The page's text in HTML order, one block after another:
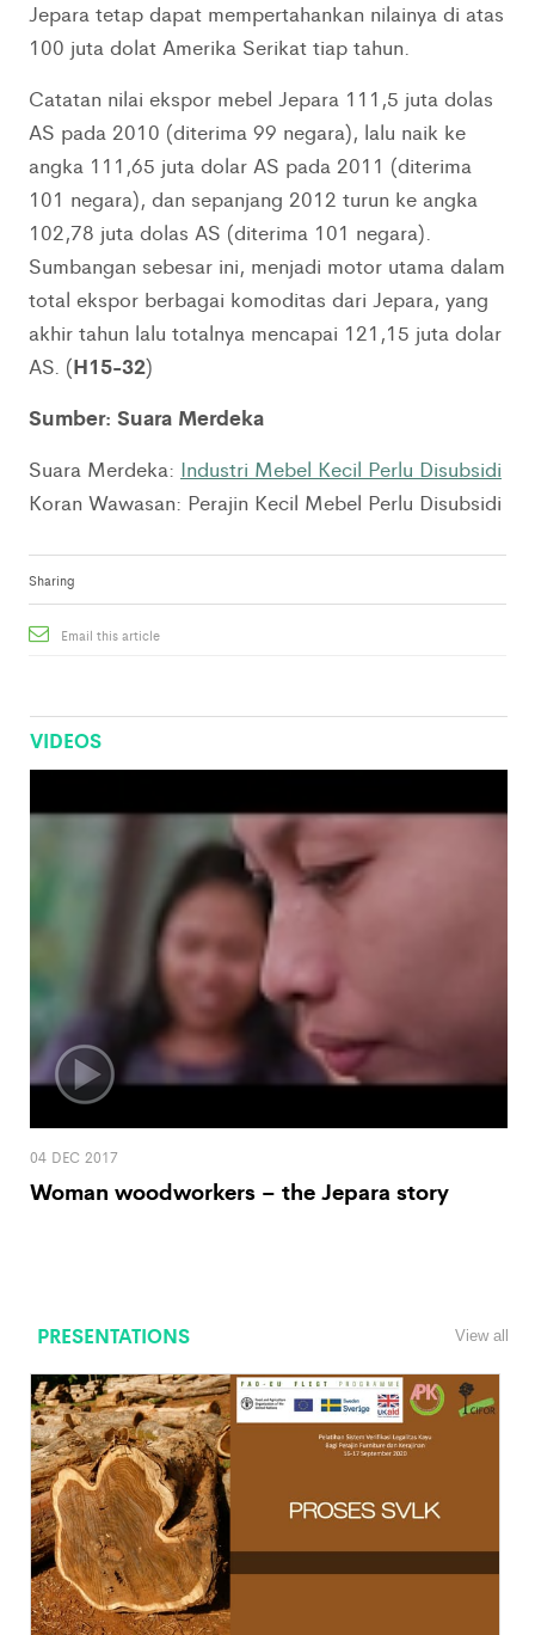
Jepara tetap dapat mempertahankan nilainya di atas
100 juta dolat Amerika Serikat tiap tahun.
Catatan nilai ekspor mebel Jepara 111,5 juta dolas
AS pada 2010 (diterima 99 negara), lalu naik ke
angka 111,65 juta dolar AS pada 2011 (diterima
101 negara), dan sepanjang 2012 turun ke angka
102,78 juta dolas AS (diterima 101 negara).
Sumbangan sebesar ini, menjadi motor utama dalam
total ekspor berbagai komoditas dari Jepara, yang
akhir tahun lalu totalnya mencapai 121,15 juta dolar
AS. (H15-32)
Sumber: Suara Merdeka
Suara Merdeka: Industri Mebel Kecil Perlu Disubsidi
Koran Wawasan: Perajin Kecil Mebel Perlu Disubsidi
Sharing
Email this article
VIDEOS
04 DEC 2017
Woman woodworkers – the Jepara story
PRESENTATIONS View all